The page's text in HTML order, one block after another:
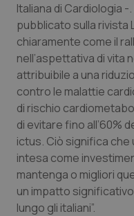
Quotidiano
Rene &
Salute orale &
Sangue &
Tiroide
Tumore al seno
Italiana di Cardiologia
pubblicato sulla rivista
chiaramente come il
nell’aspettativa di vita
attribuibile a una
contro le malattie
di rischio
di evitare fino all’60%
ictus. Ciò significa
intesa come
mantenga o migliori
un impatto
lungo gli italiani”.